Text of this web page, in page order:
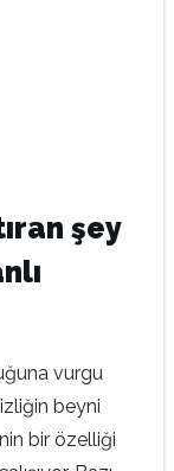
şey
vurgu
beyni
bir özelliği